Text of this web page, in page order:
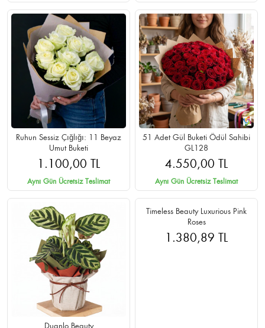
Ruhun Sessiz Çığlığı: 11 Beyaz
Umut Buketi
1.100,00 TL
Aynı Gün Ücretsiz Teslimat
51 Adet Gül Buketi Ödül Sahibi
GL128
4.550,00 TL
Aynı Gün Ücretsiz Teslimat